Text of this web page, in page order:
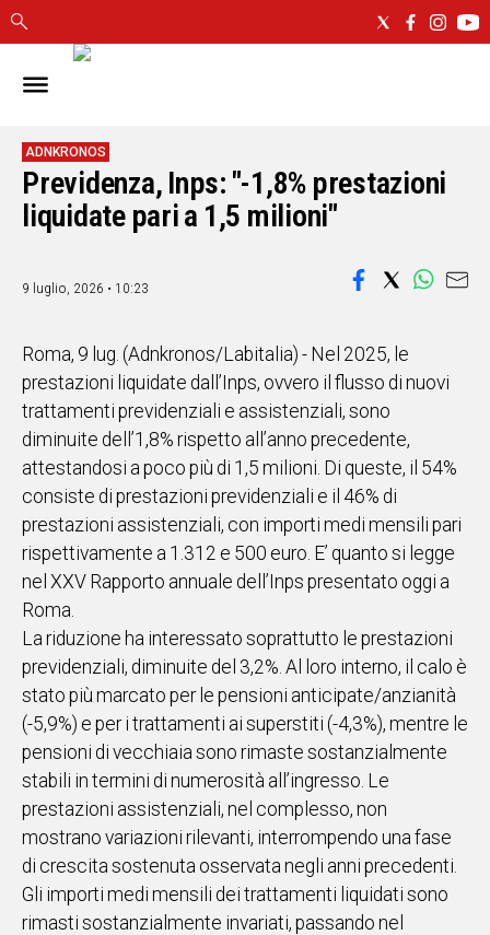
IN
CAGLIARI
SASSARI
NUORO
ORISTANO
GALLURA
MEDIO
CAMPIDANO
ALTRE
NOTIZIE
POLITICA
IN
ITALIA
NEL
MONDO
SPORT
EVENTI
STORIE
VIDEO
Vai
UNISCITI
AL CANALE
ADNKRONOS
Previdenza, Inps: "-1,8% prestazioni
liquidate pari a 1,5 milioni"
9 luglio, 2026 • 10:23
Roma, 9 lug. (Adnkronos/Labitalia) - Nel 2025, le
prestazioni liquidate dall’Inps, ovvero il flusso di nuovi
trattamenti previdenziali e assistenziali, sono
diminuite dell’1,8% rispetto all’anno precedente,
attestandosi a poco più di 1,5 milioni. Di queste, il 54%
consiste di prestazioni previdenziali e il 46% di
prestazioni assistenziali, con importi medi mensili pari
rispettivamente a 1.312 e 500 euro. E’ quanto si legge
nel XXV Rapporto annuale dell’Inps presentato oggi a
Roma.
La riduzione ha interessato soprattutto le prestazioni
previdenziali, diminuite del 3,2%. Al loro interno, il calo è
stato più marcato per le pensioni anticipate/anzianità
(-5,9%) e per i trattamenti ai superstiti (-4,3%), mentre le
pensioni di vecchiaia sono rimaste sostanzialmente
stabili in termini di numerosità all’ingresso. Le
prestazioni assistenziali, nel complesso, non
mostrano variazioni rilevanti, interrompendo una fase
di crescita sostenuta osservata negli anni precedenti.
Gli importi medi mensili dei trattamenti liquidati sono
rimasti sostanzialmente invariati, passando nel